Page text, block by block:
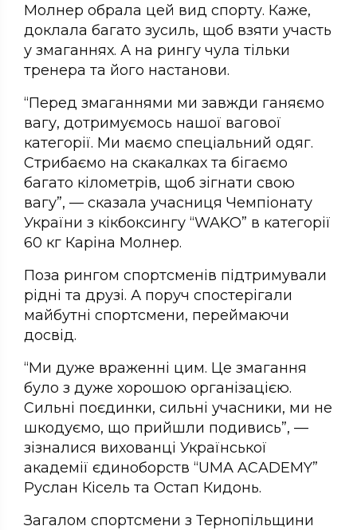
Молнер обрала цей вид спорту. Каже,
доклала багато зусиль, щоб взяти участь
у змаганнях. А на рингу чула тільки
тренера та його настанови.
“Перед змаганнями ми завжди ганяємо
вагу, дотримуємось нашої вагової
категорії. Ми маємо спеціальний одяг.
Стрибаємо на скакалках та бігаємо
багато кілометрів, щоб зігнати свою
вагу”, — сказала учасниця Чемпіонату
України з кікбоксингу “WAKO” в категорії
60 кг Каріна Молнер.
Поза рингом спортсменів підтримували
рідні та друзі. А поруч спостерігали
майбутні спортсмени, переймаючи
досвід.
“Ми дуже враженні цим. Це змагання
було з дуже хорошою організацією.
Сильні поєдинки, сильні учасники, ми не
шкодуємо, що прийшли подивись”, —
зізналися вихованці Української
академії єдиноборств “UMA ACADEMY”
Руслан Кісель та Остап Кидонь.
Загалом спортсмени з Тернопільщини